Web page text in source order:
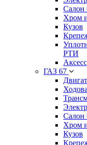
Салон
Хром
Кузов
РТИ
ГАЗ 67
Салон
Хром
Кузов